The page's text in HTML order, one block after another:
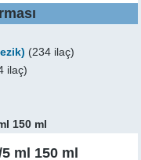
(234 ilaç)
ilaç)
150 ml
ml 150 ml